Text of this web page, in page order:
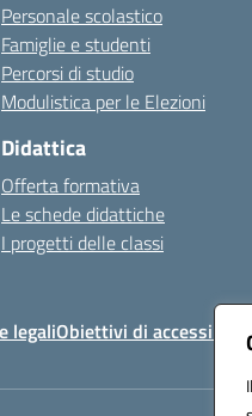
Personale scolastico
Famiglie e studenti
Percorsi di studio
Modulistica per le Elezioni
Didattica
Offerta formativa
Le schede didattiche
I progetti delle classi
legaliObiettivi di